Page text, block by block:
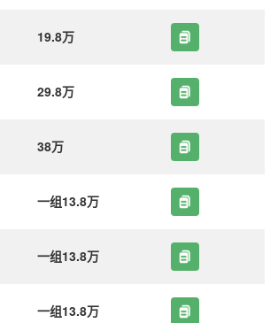
19.8万
29.8万
38万
一组13.8万
一组13.8万
一组13.8万